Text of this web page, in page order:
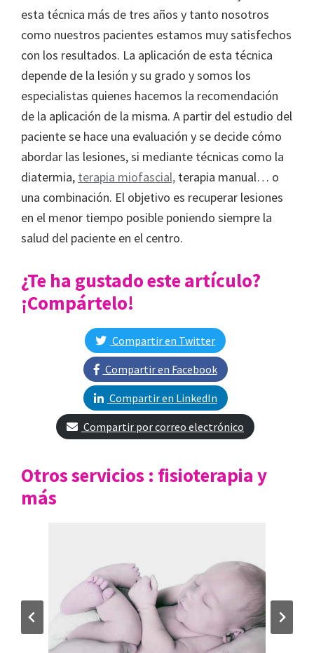
esta técnica más de tres años y tanto nosotros
como nuestros pacientes estamos muy satisfechos
con los resultados. La aplicación de esta técnica
depende de la lesión y su grado y somos los
especialistas quienes hacemos la recomendación
de la aplicación de la misma. A partir del estudio del
paciente se hace una evaluación y se decide cómo
abordar las lesiones, si mediante técnicas como la
diatermia, terapia miofascial, terapia manual… o
una combinación. El objetivo es recuperar lesiones
en el menor tiempo posible poniendo siempre la
salud del paciente en el centro.
¿Te ha gustado este artículo?
¡Compártelo!
Compartir en Twitter
Compartir en Facebook
Compartir en LinkedIn
Compartir por correo electrónico
Otros servicios : fisioterapia y
más